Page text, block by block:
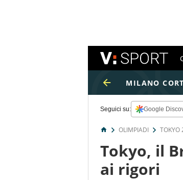
MILANO
Seguici su: Google
OLIMPIADI TOKYO
Tokyo, il
ai rigori